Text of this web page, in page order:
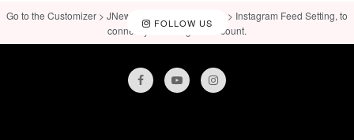
FOLLOW US
Go to the Customizer > JNews : Social, Like & View > Instagram Feed Setting, to
connect your Instagram account.